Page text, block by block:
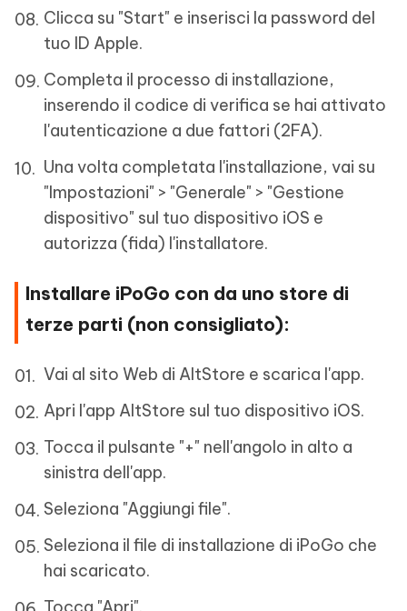
Clicca su "Start" e inserisci la password del
tuo ID Apple.
Completa il processo di installazione,
inserendo il codice di verifica se hai attivato
l'autenticazione a due fattori (2FA).
Una volta completata l'installazione, vai su
"Impostazioni" > "Generale" > "Gestione
dispositivo" sul tuo dispositivo iOS e
autorizza (fida) l'installatore.
Installare iPoGo con da uno store di
terze parti (non consigliato):
Vai al sito Web di AltStore e scarica l'app.
Apri l'app AltStore sul tuo dispositivo iOS.
Tocca il pulsante "+" nell'angolo in alto a
sinistra dell'app.
Seleziona "Aggiungi file".
Seleziona il file di installazione di iPoGo che
hai scaricato.
Tocca "Apri".